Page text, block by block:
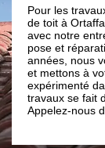
de pose et
une équipe
entreprise Brun
de velux
vous
à votre service un
dans tout le
fait dans le respect
dès maintenant !